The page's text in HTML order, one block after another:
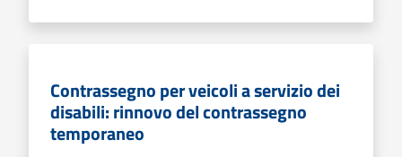
Contrassegno per veicoli a servizio dei
disabili: rinnovo del contrassegno
temporaneo